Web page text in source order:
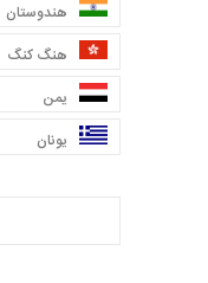
هندوستان
هنگ کنگ
یمن
یونان